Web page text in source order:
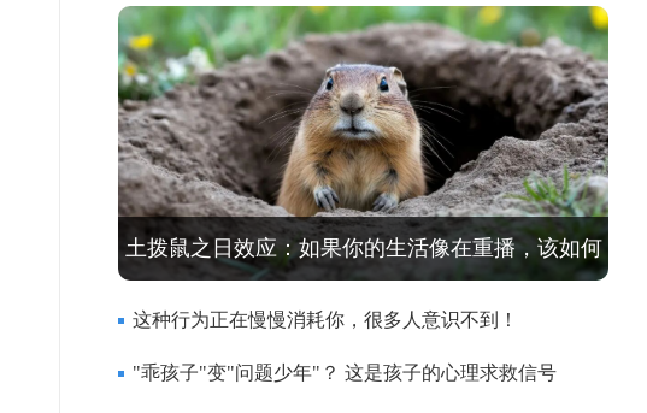
土拨鼠之日效应：如果你的生活像在重播，该如何
打破剧本循环？
这种行为正在慢慢消耗你，很多人意识不到！
"乖孩子"变"问题少年"？ 这是孩子的心理求救信号